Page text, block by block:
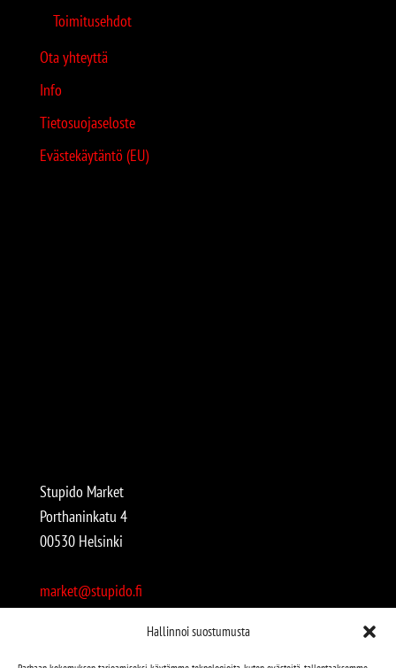
Hallinnoi suostumusta
Toimitusehdot
Ota yhteyttä
Info
Tietosuojaseloste
Evästekäytäntö (EU)
Stupido Market
Porthaninkatu 4
00530 Helsinki
market@stupido.fi